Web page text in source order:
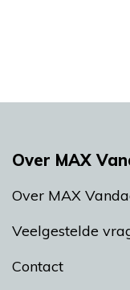
Over MAX
Over MAX
Veelgestelde
Contact